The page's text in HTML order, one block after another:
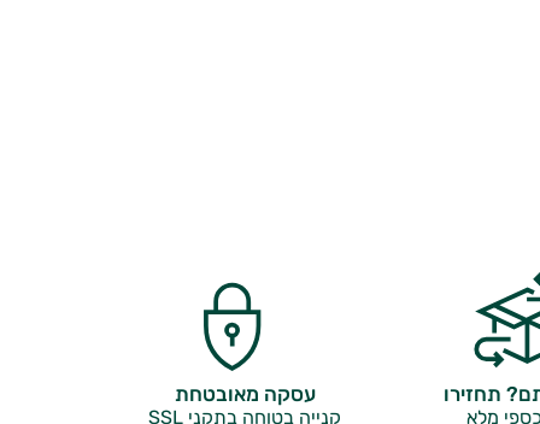
תחזירו
מלא
עסקה מאובטחת
קנייה בטוחה בתקני SSL